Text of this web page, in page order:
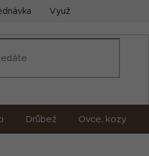
Využití umělé
Drůbež Ovce, kozy